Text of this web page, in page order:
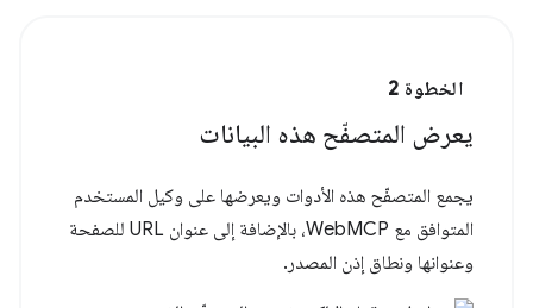
الخطوة 2
يعرض المتصفّح هذه البيانات
يجمع المتصفّح هذه الأدوات ويعرضها على وكيل المستخدم
المتوافق مع WebMCP، بالإضافة إلى عنوان URL للصفحة
وعنوانها ونطاق إذن المصدر.